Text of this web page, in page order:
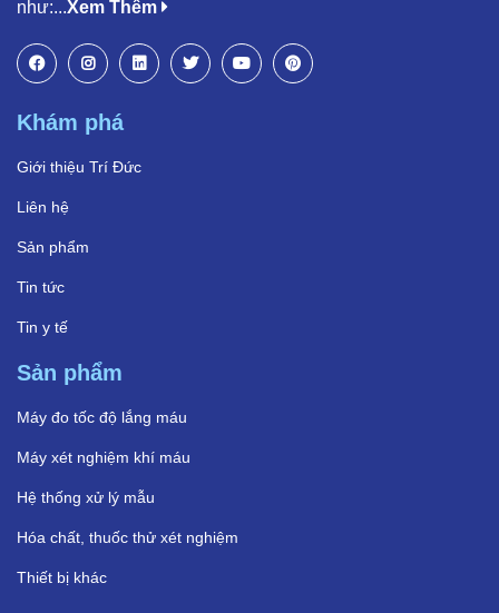
như:...Xem Thêm
Khám phá
Giới thiệu Trí Đức
Liên hệ
Sản phẩm
Tin tức
Tin y tế
Sản phẩm
Máy đo tốc độ lắng máu
Máy xét nghiệm khí máu
Hệ thống xử lý mẫu
Hóa chất, thuốc thử xét nghiệm
Thiết bị khác